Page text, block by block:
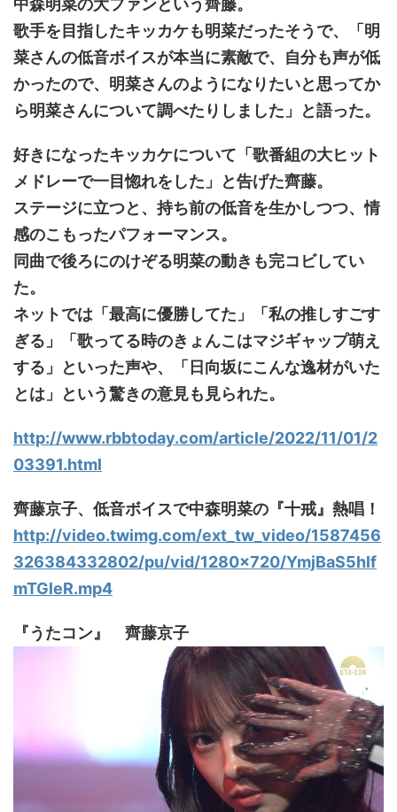
歌手を目指したキッカケも明菜だったそうで、「明
菜さんの低音ボイスが本当に素敵で、自分も声が低
かったので、明菜さんのようになりたいと思ってか
ら明菜さんについて調べたりしました」と語った。
好きになったキッカケについて「歌番組の大ヒット
メドレーで一目惚れをした」と告げた齊藤。
ステージに立つと、持ち前の低音を生かしつつ、情
感のこもったパフォーマンス。
同曲で後ろにのけぞる明菜の動きも完コビしてい
た。
ネットでは「最高に優勝してた」「私の推しすごす
ぎる」「歌ってる時のきょんこはマジギャップ萌え
する」といった声や、「日向坂にこんな逸材がいた
とは」という驚きの意見も見られた。
http://www.rbbtoday.com/article/2022/11/01/2
03391.html
齊藤京子、低音ボイスで中森明菜の『十戒』熱唱！
http://video.twimg.com/ext_tw_video/1587456
326384332802/pu/vid/1280x720/YmjBaS5hlf
mTGleR.mp4
『うたコン』 齊藤京子